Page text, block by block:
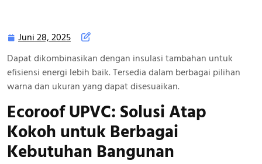
Juni 28, 2025 Juni
28,
2025
Dapat dikombinasikan dengan insulasi tambahan untuk
efisiensi energi lebih baik. Tersedia dalam berbagai pilihan
warna dan ukuran yang dapat disesuaikan.
Ecoroof UPVC: Solusi Atap
Kokoh untuk Berbagai
Kebutuhan Bangunan